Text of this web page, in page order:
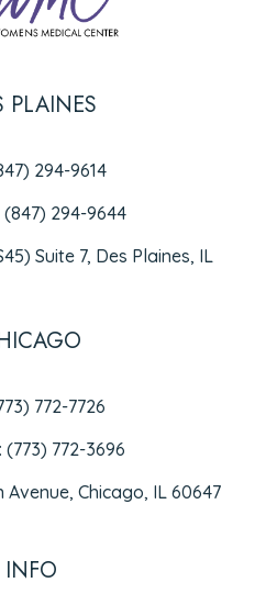
PLAINES
294-9614
(847) 294-9644
Suite 7, Des Plaines, IL
772-7726
(773) 772-3696
Avenue, Chicago, IL 60647
INFO